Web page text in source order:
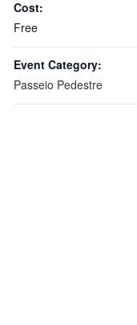
Cost:
Free
Event Category:
Passeio Pedestre